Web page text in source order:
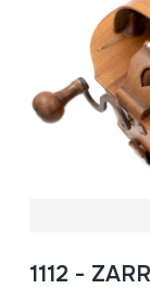
1112 -